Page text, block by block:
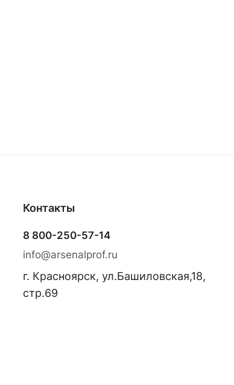
Контакты
8 800-250-57-14
info@arsenalprof.ru
г. Красноярск, ул.Башиловская,18,
стр.69